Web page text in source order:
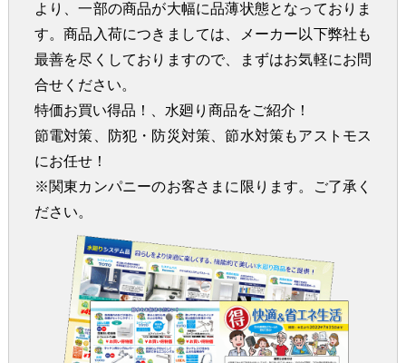
より、一部の商品が大幅に品薄状態となっておりま
す。商品入荷につきましては、メーカー以下弊社も
最善を尽くしておりますので、まずはお気軽にお問
合せください。
特価お買い得品！、水廻り商品をご紹介！
節電対策、防犯・防災対策、節水対策もアストモス
にお任せ！
※関東カンパニーのお客さまに限ります。ご了承く
ださい。